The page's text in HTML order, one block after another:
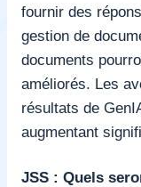
fournir des
gestion de
documents
améliorés. Les
résultats de
augmentant
JSS : Quels